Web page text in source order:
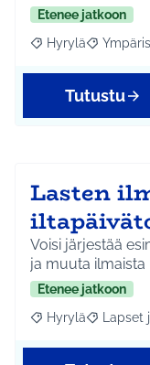
Etenee jatkoon
Rajaa tulokset
Hyrylä Rajaa
Tutustu
Lasten
Voisi järjestää
ja muuta ilmaista
Etenee jatkoon
Rajaa tulokset
Hyrylä RajaaLapset